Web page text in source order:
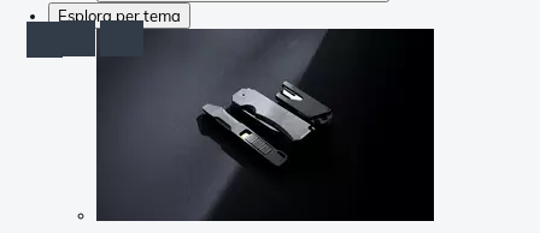
Esplora per tema